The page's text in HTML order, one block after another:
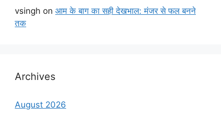
vsingh on आम के बाग का सही देखभाल: मंजर से फल बनने
तक
Archives
August 2026